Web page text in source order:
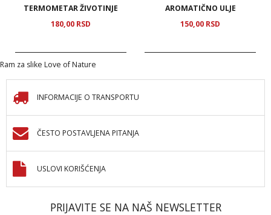
TERMOMETAR ŽIVOTINJE
180,00 RSD
AROMATIČNO ULJE
150,00 RSD
Ram za slike Love of Nature
INFORMACIJE O TRANSPORTU
ČESTO POSTAVLJENA PITANJA
USLOVI KORIŠĆENJA
PRIJAVITE SE NA NAŠ NEWSLETTER